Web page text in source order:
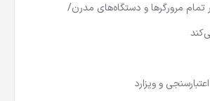
تمام مرورگرها و دستگاه‌های مدرن/
و ویزارد